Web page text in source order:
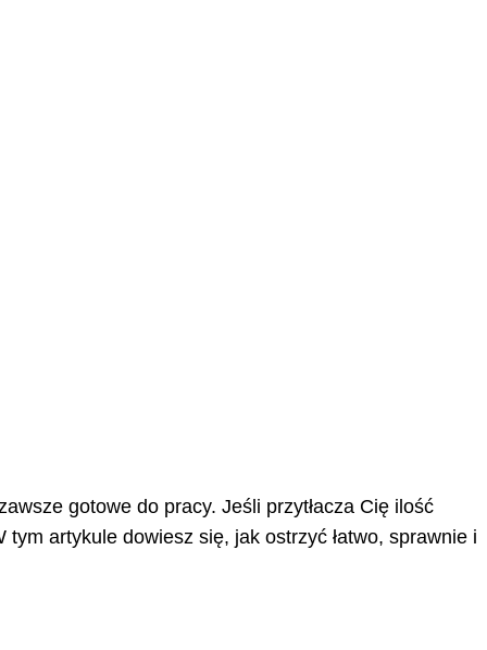
gotowe do pracy. Jeśli przytłacza Cię ilość
artykule dowiesz się, jak ostrzyć łatwo, sprawnie i